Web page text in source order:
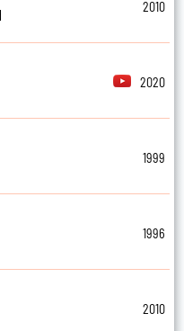
2010
2020
1999
1996
2010